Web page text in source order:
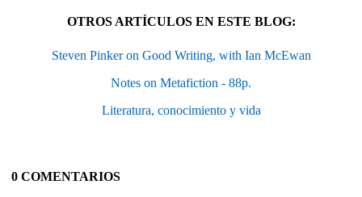
OTROS ARTÍCULOS EN ESTE BLOG:
Steven Pinker on Good Writing, with Ian McEwan
Notes on Metafiction - 88p.
Literatura, conocimiento y vida
0 COMENTARIOS